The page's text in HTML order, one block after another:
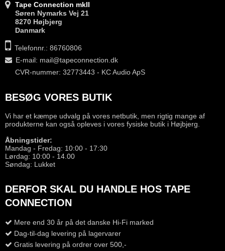
Tape Connection mkII
Søren Nymarks Vej 21
8270 Højbjerg
Danmark
Telefonnr.: 86760806
E-mail: mail@tapeconnection.dk
CVR-nummer: 32773443 - KC Audio ApS
BESØG VORES BUTIK
Vi har et kæmpe udvalg på vores netbutik, men rigtig mange af
produkterne kan også opleves i vores fysiske butik i Højbjerg.
Åbningstider:
Mandag - Fredag: 10:00 - 17:30
Lørdag: 10:00 - 14.00
Søndag: Lukket
DERFOR SKAL DU HANDLE HOS TAPE
CONNECTION
Mere end 30 år på det danske Hi-Fi marked
Dag-til-dag levering på lagervarer
Gratis levering på ordrer over 500,-